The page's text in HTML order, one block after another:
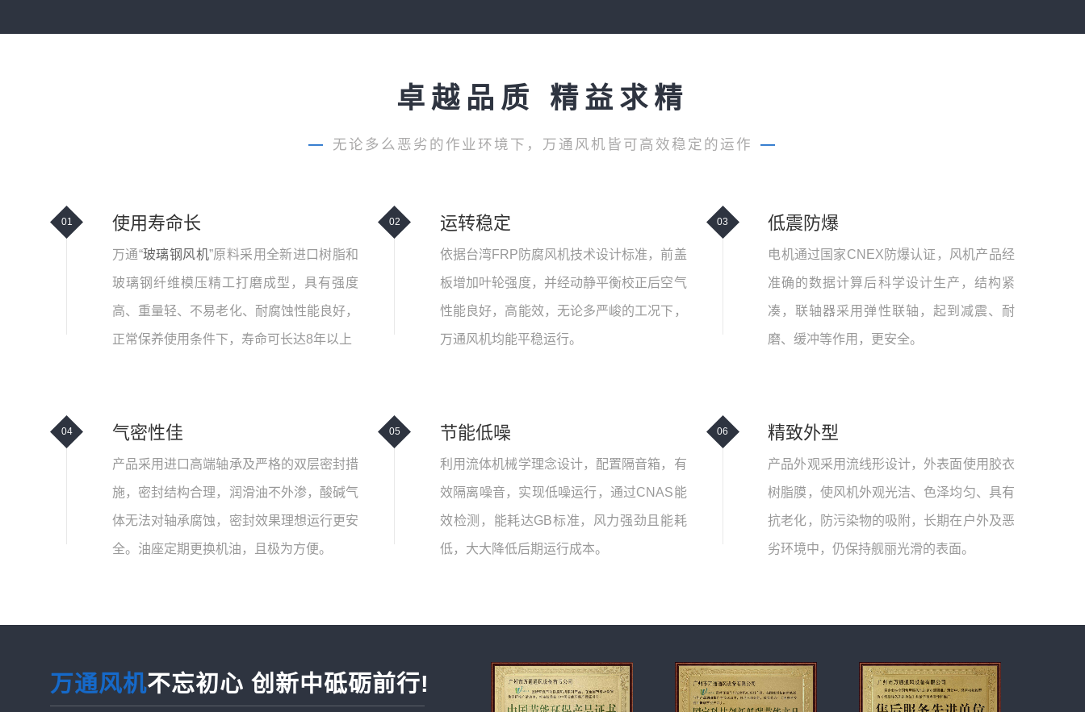
卓越品质 精益求精
— 无论多么恶劣的作业环境下，万通风机皆可高效稳定的运作 —
01 使用寿命长
万通“玻璃钢风机”原料采用全新进口树脂和
玻璃钢纤维模压精工打磨成型，具有强度
高、重量轻、不易老化、耐腐蚀性能良好，
正常保养使用条件下，寿命可长达8年以上
02 运转稳定
依据台湾FRP防腐风机技术设计标准，前盖
板增加叶轮强度，并经动静平衡校正后空气
性能良好，高能效，无论多严峻的工况下，
万通风机均能平稳运行。
03 低震防爆
电机通过国家CNEX防爆认证，风机产品经
准确的数据计算后科学设计生产，结构紧
凑，联轴器采用弹性联轴，起到减震、耐
磨、缓冲等作用，更安全。
04 气密性佳
产品采用进口高端轴承及严格的双层密封措
施，密封结构合理，润滑油不外渗，酸碱气
体无法对轴承腐蚀，密封效果理想运行更安
全。油座定期更换机油，且极为方便。
05 节能低噪
利用流体机械学理念设计，配置隔音箱，有
效隔离噪音，实现低噪运行，通过CNAS能
效检测，能耗达GB标准，风力强劲且能耗
低，大大降低后期运行成本。
06 精致外型
产品外观采用流线形设计，外表面使用胶衣
树脂膜，使风机外观光洁、色泽均匀、具有
抗老化，防污染物的吸附，长期在户外及恶
劣环境中，仍保持舰丽光滑的表面。
万通风机不忘初心 创新中砥砺前行!